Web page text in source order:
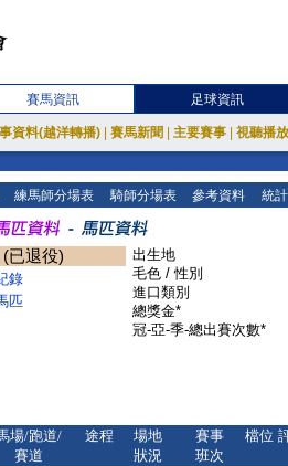
賽馬資訊 足球資訊
資料(越洋轉播) 賽馬新聞 主要賽事 視聽播
練馬師分場表 騎師分場表 參考資料 統
已退役)
錄
匹
出生地
毛色 / 性別
進口類別
總獎金*
冠-亞-季-總出賽次數*
場/跑道/
賽道
途程
場地
狀況
賽事
班次
檔位